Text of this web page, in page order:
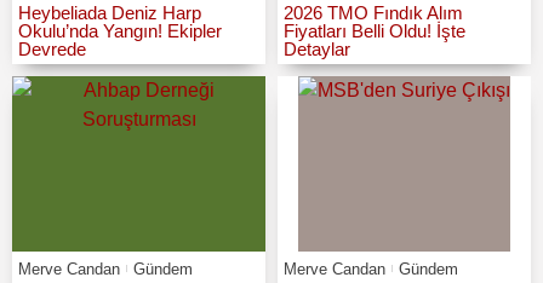
Heybeliada Deniz Harp
Okulu’nda Yangın! Ekipler
Devrede
2026 TMO Fındık Alım
Fiyatları Belli Oldu! İşte
Detaylar
Merve Candan Gündem Merve Candan Gündem